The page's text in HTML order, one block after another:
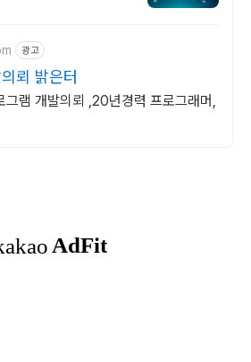
광고
뢰 밝은터
램 개발의뢰 ,20년경력 프로그래머,